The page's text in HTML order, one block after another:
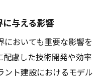
域経済の活性化
るプロジェクトの重
与える影響
おいても重要な影響を
慮した技術開発や効率
ント建設におけるモデル